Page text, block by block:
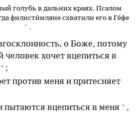
голубь в дальних краях. Псалом
филисти́мляне схватили его в Ге́фе
+ .
о Боже, потому
человек хочет вцепиться в
+ ;
против меня и притесняет
пытаются вцепиться в меня + ,